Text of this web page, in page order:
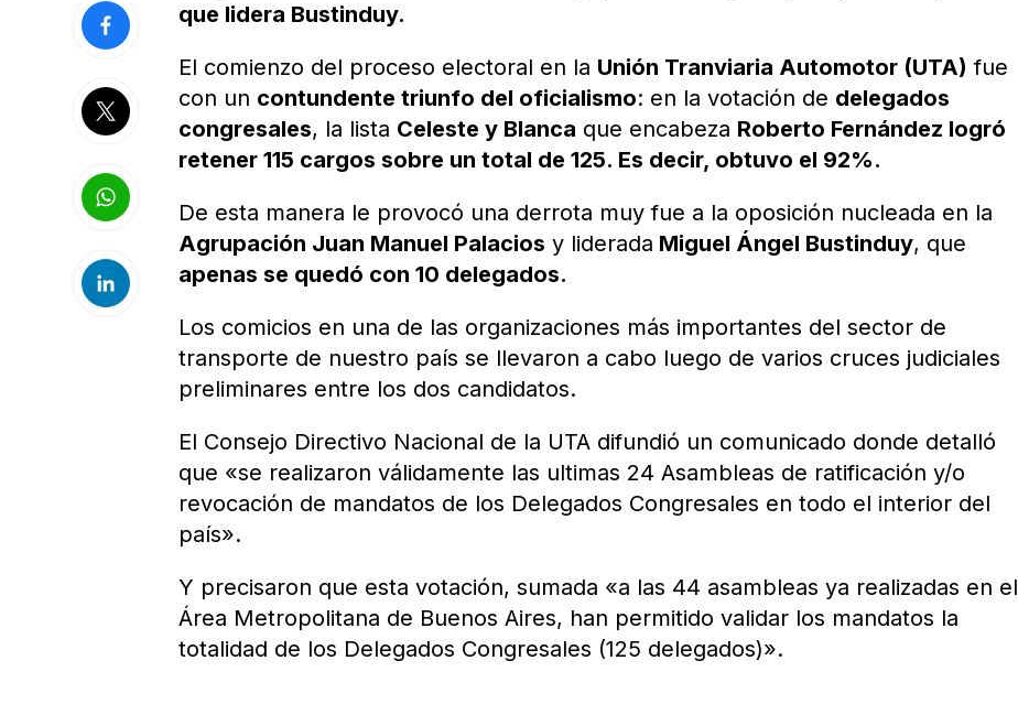
que lidera Bustinduy.
El comienzo del proceso electoral en la Unión Tranviaria Automotor (UTA) fue
con un contundente triunfo del oficialismo: en la votación de delegados
congresales, la lista Celeste y Blanca que encabeza Roberto Fernández logró
retener 115 cargos sobre un total de 125. Es decir, obtuvo el 92%.
De esta manera le provocó una derrota muy fue a la oposición nucleada en la
Agrupación Juan Manuel Palacios y liderada Miguel Ángel Bustinduy, que
apenas se quedó con 10 delegados.
Los comicios en una de las organizaciones más importantes del sector de
transporte de nuestro país se llevaron a cabo luego de varios cruces judiciales
preliminares entre los dos candidatos.
El Consejo Directivo Nacional de la UTA difundió un comunicado donde detalló
que «se realizaron válidamente las ultimas 24 Asambleas de ratificación y/o
revocación de mandatos de los Delegados Congresales en todo el interior del
país».
Y precisaron que esta votación, sumada «a las 44 asambleas ya realizadas en el
Área Metropolitana de Buenos Aires, han permitido validar los mandatos la
totalidad de los Delegados Congresales (125 delegados)».